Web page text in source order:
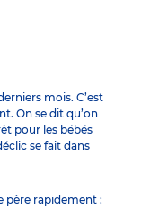
mois. C’est
On se dit qu’on
pour les bébés
se fait dans
père rapidement :